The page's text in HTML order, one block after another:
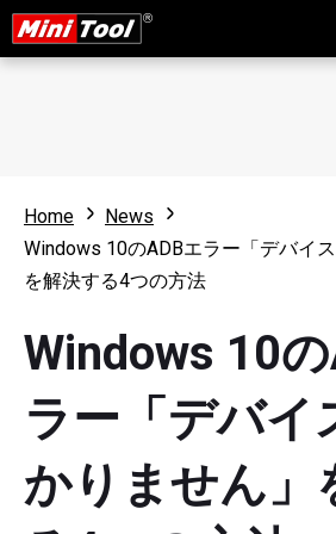
Home
News
Windows 10のADBエラー「デバイ
を解決する4つの方法
Windows 10
ラー「デバイ
かりません」